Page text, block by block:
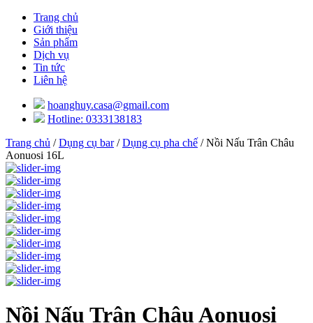
Trang chủ
Giới thiệu
Sản phẩm
Dịch vụ
Tin tức
Liên hệ
hoanghuy.casa@gmail.com
Hotline: 0333138183
Trang chủ /Dụng cụ bar/Dụng cụ pha chế / Nồi Nấu Trân Châu
Aonuosi 16L
Nồi Nấu Trân Châu Aonuosi